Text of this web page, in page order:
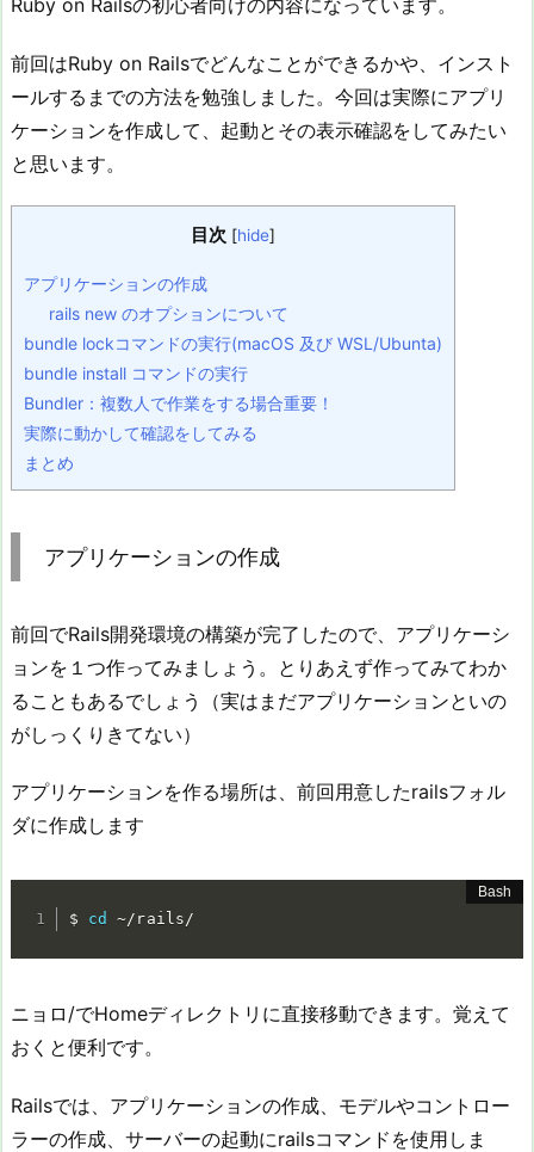
Ruby on Railsの初心者向けの内容になっています。
前回はRuby on Railsでどんなことができるかや、インスト
ールするまでの方法を勉強しました。今回は実際にアプリ
ケーションを作成して、起動とその表示確認をしてみたい
と思います。
目次 [hide]
アプリケーションの作成
rails new のオプションについて
bundle lockコマンドの実行(macOS 及び WSL/Ubunta)
bundle install コマンドの実行
Bundler：複数人で作業をする場合重要！
実際に動かして確認をしてみる
まとめ
アプリケーションの作成
前回でRails開発環境の構築が完了したので、アプリケーシ
ョンを１つ作ってみましょう。とりあえず作ってみてわか
ることもあるでしょう（実はまだアプリケーションといの
がしっくりきてない）
アプリケーションを作る場所は、前回用意したrailsフォル
ダに作成します
$ cd ~/rails/
ニョロ/でHomeディレクトリに直接移動できます。覚えて
おくと便利です。
Railsでは、アプリケーションの作成、モデルやコントロー
ラーの作成、サーバーの起動にrailsコマンドを使用しま